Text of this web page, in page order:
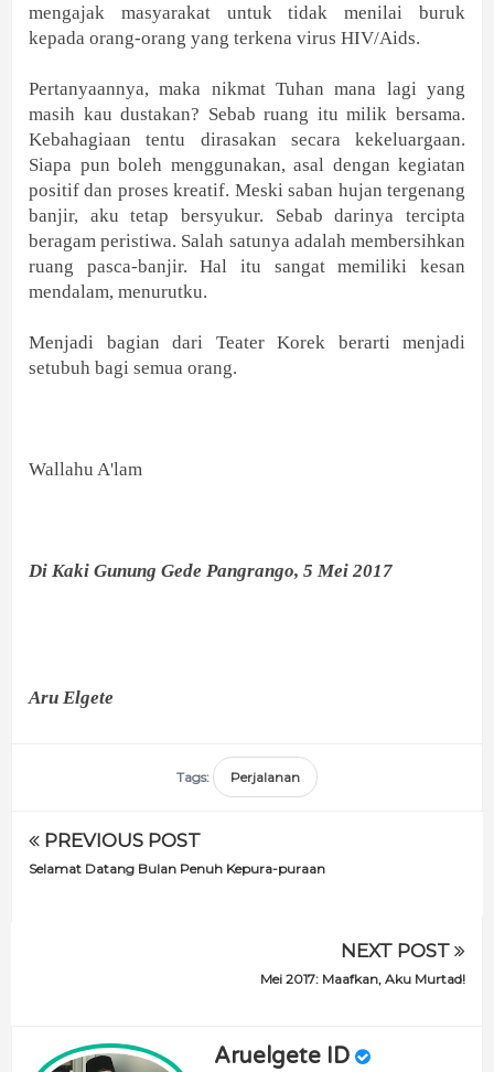
mengajak masyarakat untuk tidak menilai buruk
kepada orang-orang yang terkena virus HIV/Aids.
Pertanyaannya, maka nikmat Tuhan mana lagi yang
masih kau dustakan? Sebab ruang itu milik bersama.
Kebahagiaan tentu dirasakan secara kekeluargaan.
Siapa pun boleh menggunakan, asal dengan kegiatan
positif dan proses kreatif. Meski saban hujan tergenang
banjir, aku tetap bersyukur. Sebab darinya tercipta
beragam peristiwa. Salah satunya adalah membersihkan
ruang pasca-banjir. Hal itu sangat memiliki kesan
mendalam, menurutku.
Menjadi bagian dari Teater Korek berarti menjadi
setubuh bagi semua orang.
Wallahu A'lam
Di Kaki Gunung Gede Pangrango, 5 Mei 2017
Aru Elgete
Tags: Perjalanan
PREVIOUS POST
Selamat Datang Bulan Penuh Kepura-puraan
NEXT POST
Mei 2017: Maafkan, Aku Murtad!
Aruelgete ID